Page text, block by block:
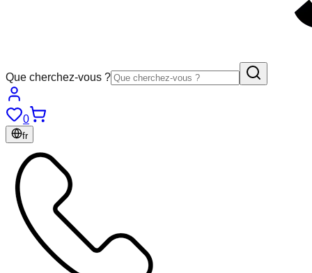
Que cherchez-vous ?
0
fr